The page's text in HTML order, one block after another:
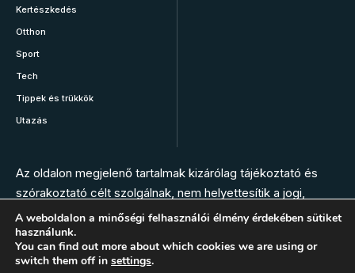
Kertészkedés
Otthon
Sport
Tech
Tippek és trükkök
Utazás
Az oldalon megjelenő tartalmak kizárólag tájékoztató és
szórakoztató célt szolgálnak, nem helyettesítik a jogi,
orvosi, állatorvosi, gyógyszerészi vagy más szakember
tanácsát. Az oldal szerkesztésében nem vesznek részt
szakemberek. Bármilyen panasz, tünet vagy egészségügyi
A weboldalon a minőségi felhasználói élmény érdekében sütiket
használunk.
You can find out more about which cookies we are using or
switch them off in settings.